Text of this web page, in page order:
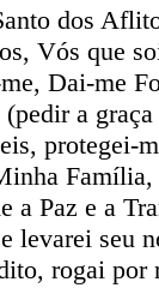
dos
Vós que
Dai-me
a
protegei-
a Paz e a
levarei seu
rogai por